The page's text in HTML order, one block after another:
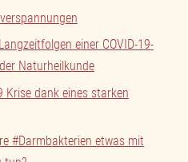
einer COVID-19-
Naturheilkunde
Krise dank eines starken
#Darmbakterien etwas mit